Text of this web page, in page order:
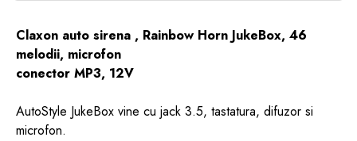
Claxon auto sirena , Rainbow Horn JukeBox, 46
melodii, microfon
conector MP3, 12V
AutoStyle JukeBox vine cu jack 3.5, tastatura, difuzor si
microfon.